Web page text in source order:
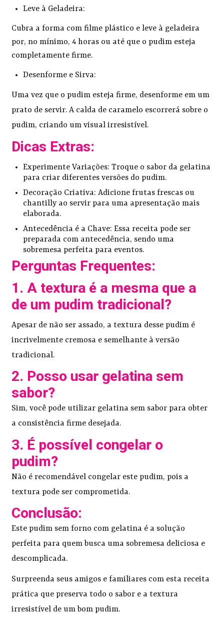
Leve à Geladeira:
Cubra a forma com filme plástico e leve à geladeira
por, no mínimo, 4 horas ou até que o pudim esteja
completamente firme.
Desenforme e Sirva:
Uma vez que o pudim esteja firme, desenforme em um
prato de servir. A calda de caramelo escorrerá sobre o
pudim, criando um visual irresistível.
Dicas Extras:
Experimente Variações: Troque o sabor da gelatina
para criar diferentes versões do pudim.
Decoração Criativa: Adicione frutas frescas ou
chantilly ao servir para uma apresentação mais
elaborada.
Antecedência é a Chave: Essa receita pode ser
preparada com antecedência, sendo uma
sobremesa perfeita para eventos.
Perguntas Frequentes:
1. A textura é a mesma que a
de um pudim tradicional?
Apesar de não ser assado, a textura desse pudim é
incrivelmente cremosa e semelhante à versão
tradicional.
2. Posso usar gelatina sem
sabor?
Sim, você pode utilizar gelatina sem sabor para obter
a consistência firme desejada.
3. É possível congelar o
pudim?
Não é recomendável congelar este pudim, pois a
textura pode ser comprometida.
Conclusão:
Este pudim sem forno com gelatina é a solução
perfeita para quem busca uma sobremesa deliciosa e
descomplicada.
Surpreenda seus amigos e familiares com esta receita
prática que preserva todo o sabor e a textura
irresistível de um bom pudim.